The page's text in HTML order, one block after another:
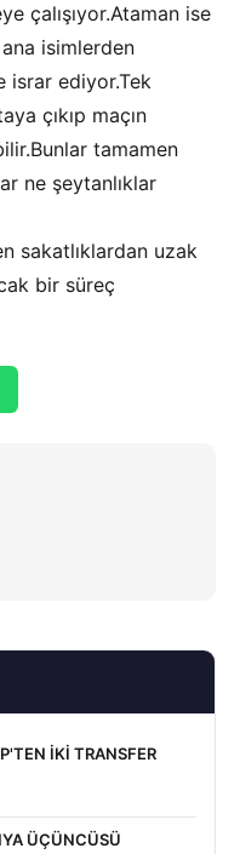
çalışıyor.Ataman ise
isimlerden
israr ediyor.Tek
çıkıp maçın
tamamen
ne şeytanlıklar
sakatlıklardan uzak
bir süreç
İKİ TRANSFER
ÜÇÜNCÜSÜ